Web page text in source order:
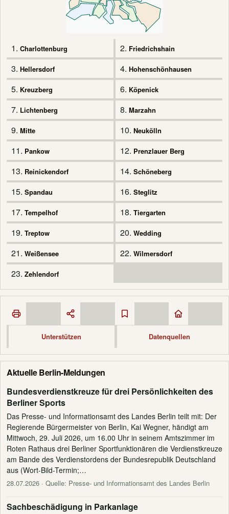
1. Charlottenburg 2. Friedrichshain
3. Hellersdorf 4. Hohenschönhausen
5. Kreuzberg 6. Köpenick
7. Lichtenberg 8. Marzahn
9. Mitte 10. Neukölln
11. Pankow 12. Prenzlauer Berg
13. Reinickendorf 14. Schöneberg
15. Spandau 16. Steglitz
17. Tempelhof 18. Tiergarten
19. Treptow 20. Wedding
21. Weißensee 22. Wilmersdorf
23. Zehlendorf
Unterstützen Datenquellen
Aktuelle Berlin-Meldungen
Bundesverdienstkreuze für drei Persönlichkeiten des
Berliner Sports
Das Presse- und Informationsamt des Landes Berlin teilt mit: Der
Regierende Bürgermeister von Berlin, Kai Wegner, händigt am
Mittwoch, 29. Juli 2026, um 16.00 Uhr in seinem Amtszimmer im
Roten Rathaus drei Berliner Sportfunktionären die Verdienstkreuze
am Bande des Verdienstordens der Bundesrepublik Deutschland
aus (Wort-Bild-Termin;…
28.07.2026 · Quelle: Presse- und Informationsamt des Landes Berlin
Sachbeschädigung in Parkanlage